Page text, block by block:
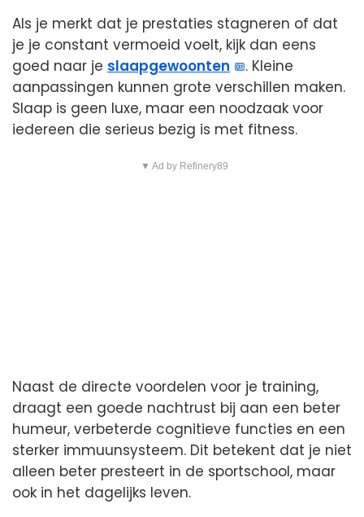
Als je merkt dat je prestaties stagneren of dat
je je constant vermoeid voelt, kijk dan eens
goed naar je slaapgewoonten
. Kleine
aanpassingen kunnen grote verschillen maken.
Slaap is geen luxe, maar een noodzaak voor
iedereen die serieus bezig is met fitness.
▼ Ad by Refinery89
Naast de directe voordelen voor je training,
draagt een goede nachtrust bij aan een beter
humeur, verbeterde cognitieve functies en een
sterker immuunsysteem. Dit betekent dat je niet
alleen beter presteert in de sportschool, maar
ook in het dagelijks leven.